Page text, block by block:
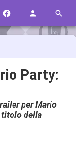
Party:
per Mario
titolo della